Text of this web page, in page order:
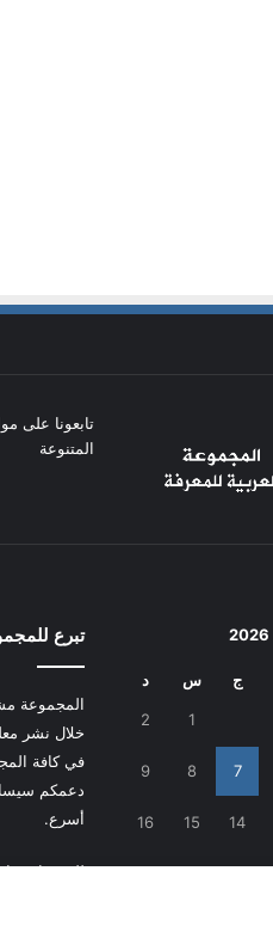
تابعونا على
المتنوعة
ج س د
1
2
7
8
9
14
15
16
تبرع
المجموعة
خلال نشر
في كافة
دعمكم
أسرع.
للتبرعاضغط